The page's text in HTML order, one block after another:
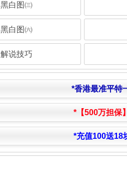
黑白图㈢
黑白图㈥
解说技巧
*香港最准平特
*【500万担保
*充值100送18